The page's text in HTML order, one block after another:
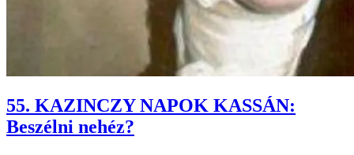
55. KAZINCZY NAPOK KASSÁN:
Beszélni nehéz?